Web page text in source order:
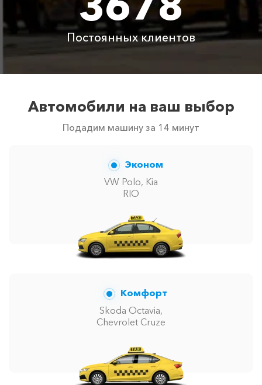
Постоянных клиентов
Автомобили на ваш выбор
Подадим машину за 14 минут
Эконом
VW Polo, Kia
RIO
Комфорт
Skoda Octavia,
Chevrolet Cruze